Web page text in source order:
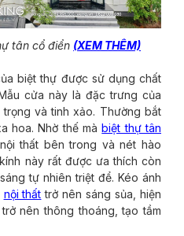
tân cổ điển (XEM THÊM)
biệt thự được sử dụng chất
cửa này là đặc trưng của
và tinh xảo. Thường bắt
hoa. Nhờ thế màbiệt thự tân
thất bên trong và nét hào
này rất được ưa thích còn
tự nhiên triệt để. Kéo ánh
nội thất trở nên sáng sủa, hiện
nên thông thoáng, tạo tầm